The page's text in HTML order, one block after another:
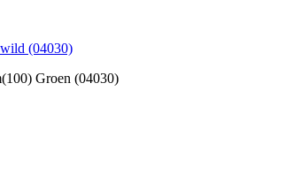
(04030)
Groen (04030)